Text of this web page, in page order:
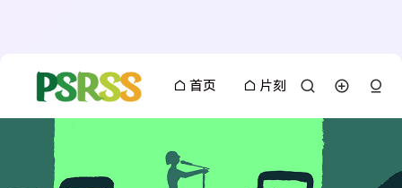
首页 片刻